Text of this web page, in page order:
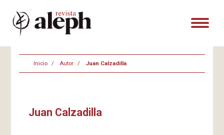
Inicio Autor Juan Calzadilla
Juan Calzadilla